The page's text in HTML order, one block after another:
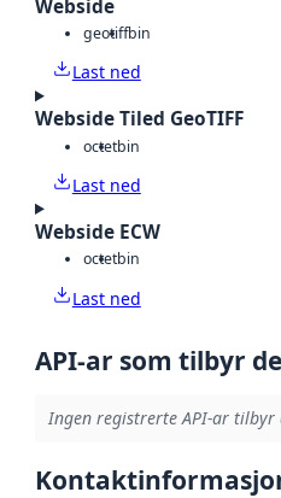
Webside
geotiffbin
Last ned
Webside Tiled GeoTIFF
octetbin
Last ned
Webside ECW
octetbin
Last ned
API-ar som tilbyr
Ingen registrerte API-ar tilbyr